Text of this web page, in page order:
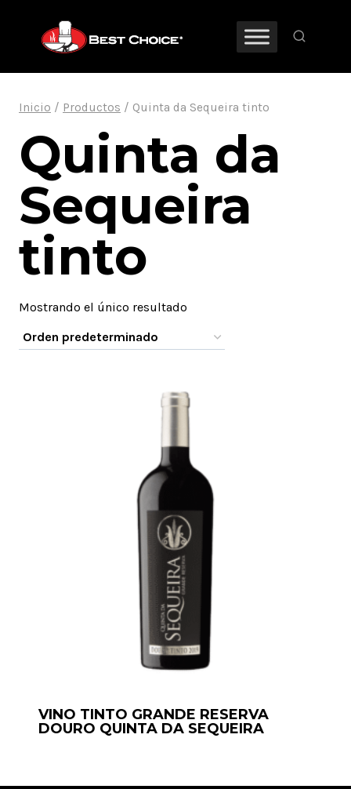
contenido
Inicio / Productos / Quinta da Sequeira tinto
Quinta da
Sequeira
tinto
Mostrando el único resultado
VINO TINTO GRANDE RESERVA
DOURO QUINTA DA SEQUEIRA